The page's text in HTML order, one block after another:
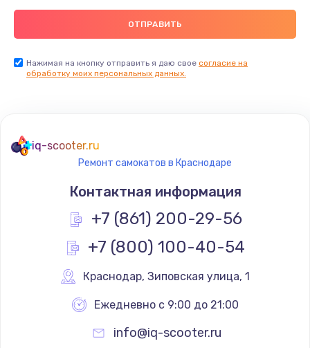
Нажимая на кнопку отправить я даю свое согласие на
обработку моих персональных данных.
iq-scooter.ru
Ремонт самокатов в Краснодаре
Контактная информация
+7 (861) 200-29-56
+7 (800) 100-40-54
Краснодар, Зиповская улица, 1
Ежедневно с 9:00 до 21:00
info@iq-scooter.ru